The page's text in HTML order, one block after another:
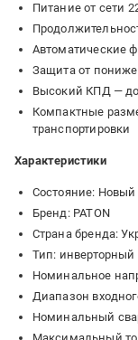
Питание от сети
Автоматические
Защита от
Высокий КПД — до
Компактные
транспортировки
Характеристики
Состояние: Новый
Бренд: PATON
Страна бренда:
Тип:
Номинальное
Диапазон
Номинальный